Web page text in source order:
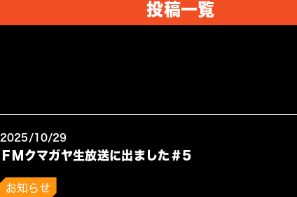
投稿一覧
2025/10/29
ＦＭクマガヤ生放送に出ました＃5
お知らせ